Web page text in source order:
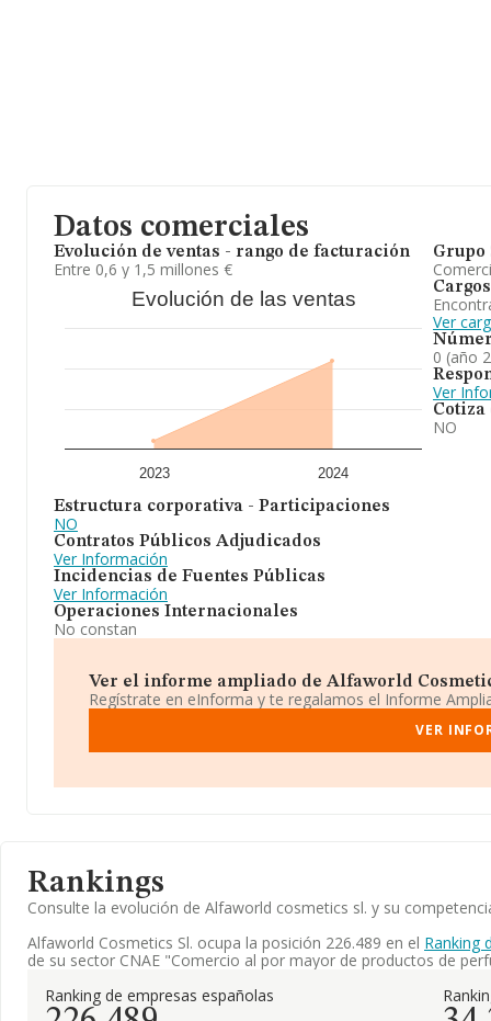
Datos comerciales
Evolución de ventas - rango de facturación
Entre 0,6 y 1,5 millones €
Evolución de las ventas
2023 2024
Estructura corporativa - Participaciones
NO
Contratos Públicos Adjudicados
Ver Información
Incidencias de Fuentes Públicas
Ver Información
Operaciones Internacionales
No constan
Grupo
Cargos
Ver
0 (año
Ver
Cotiza
NO
Ver el informe ampliado de Alfaworld
Regístrate en eInforma y te regalamos el Informe
VER
Rankings
Consulte la evolución de Alfaworld cosmetics sl. y su
Alfaworld Cosmetics Sl. ocupa la posición 226.489 en el Ranking
de su sector CNAE "Comercio al por mayor de productos de
Ranking de empresas españolas